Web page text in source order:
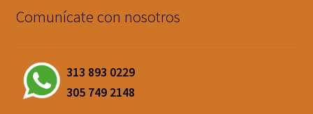
Comunícate con nosotros
313 893 0229
305 749 2148